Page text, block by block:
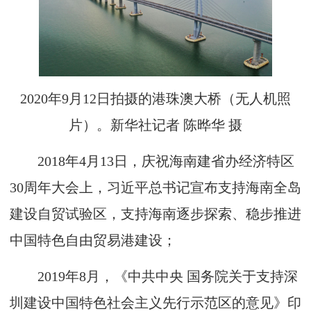
2020年9月12日拍摄的港珠澳大桥（无人机照
片）。新华社记者 陈晔华 摄
2018年4月13日，庆祝海南建省办经济特区
30周年大会上，习近平总书记宣布支持海南全岛
建设自贸试验区，支持海南逐步探索、稳步推进
中国特色自由贸易港建设；
2019年8月，《中共中央 国务院关于支持深
圳建设中国特色社会主义先行示范区的意见》印